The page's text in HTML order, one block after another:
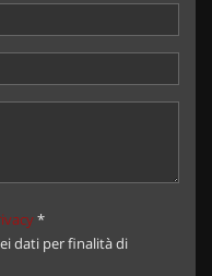
*
dati per finalità di